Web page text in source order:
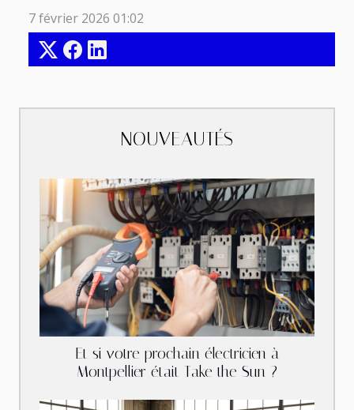
NOUVEAUTÉS
Et si votre prochain électricien à
Montpellier était Take the Sun ?
7 février 2026 01:02